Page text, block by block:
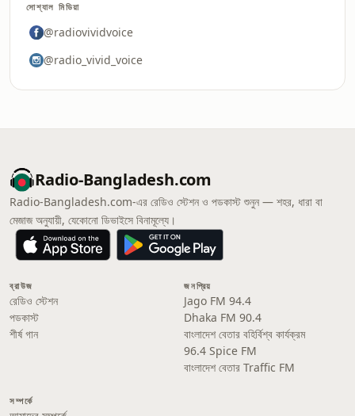
সোশ্যাল মিডিয়া
@radiovividvoice
@radio_vivid_voice
Radio-Bangladesh.com
Radio-Bangladesh.com-এর রেডিও স্টেশন ও পডকাস্ট শুনুন — শহর, ধারা বা
মেজাজ অনুযায়ী, যেকোনো ডিভাইসে বিনামূল্যে।
ব্রাউজ
রেডিও স্টেশন
পডকাস্ট
শীর্ষ গান
জনপ্রিয়
Jago FM 94.4
Dhaka FM 90.4
বাংলাদেশ বেতার বহির্বিশ্ব কার্যক্রম
96.4 Spice FM
বাংলাদেশ বেতার Traffic FM
সম্পর্কে